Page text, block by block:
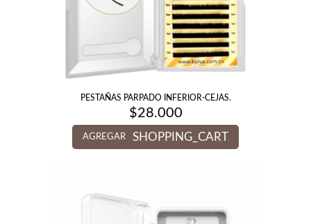
PESTAÑAS PARPADO INFERIOR-CEJAS.
$28.000
AGREGAR SHOPPING_CART